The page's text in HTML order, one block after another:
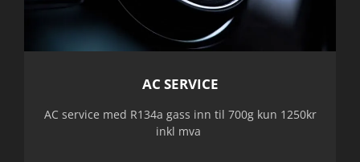
AC SERVICE
AC service med R134a gass inn til 700g kun 1250kr
inkl mva